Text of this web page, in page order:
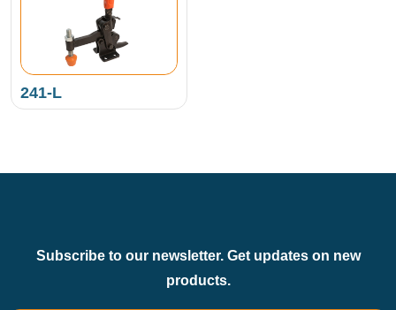
241-L
Subscribe to our newsletter. Get updates on new
products.